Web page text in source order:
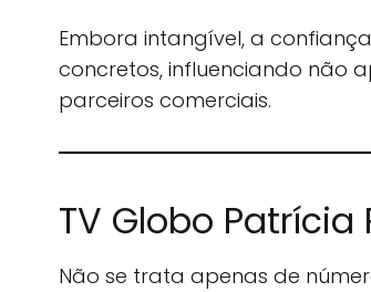
Embora intangível, a
concretos, influenciando não
parceiros comerciais.
TV Globo
Não se trata apenas de